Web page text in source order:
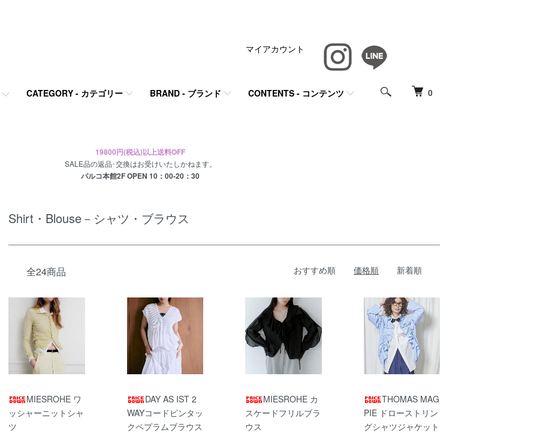
0
CATEGORY - カテゴリー BRAND - ブランド CONTENTS - コンテンツ
マイアカウント
19800円(税込)以上送料OFF
SALE品の返品･交換はお受けいたしかねます。
パルコ本館2F OPEN 10：00-20：30
Shirt・Blouse－シャツ・ブラウス
全24商品 おすすめ順 価格順 新着順
MIESROHE ワ
ッシャーニットシャ
ツ
DAY AS IST 2
WAYコードピンタッ
クペプラムブラウス
MIESROHE カ
スケードフリルブラ
ウス
THOMAS MAG
PIE ドローストリン
グシャツジャケット